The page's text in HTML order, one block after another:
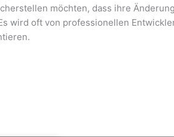
möchten, dass ihre
wird oft von professionellen